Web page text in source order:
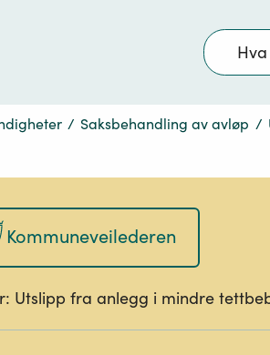
Søk
/ Saksbehandling av avløp /
Kommuneveilederen
Utslipp fra anlegg i mindre